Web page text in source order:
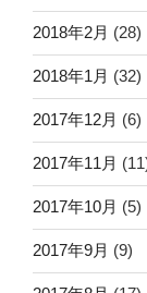
2018年2月 (28)
2018年1月 (32)
2017年12月 (6)
2017年11月
2017年10月 (5)
2017年9月 (9)